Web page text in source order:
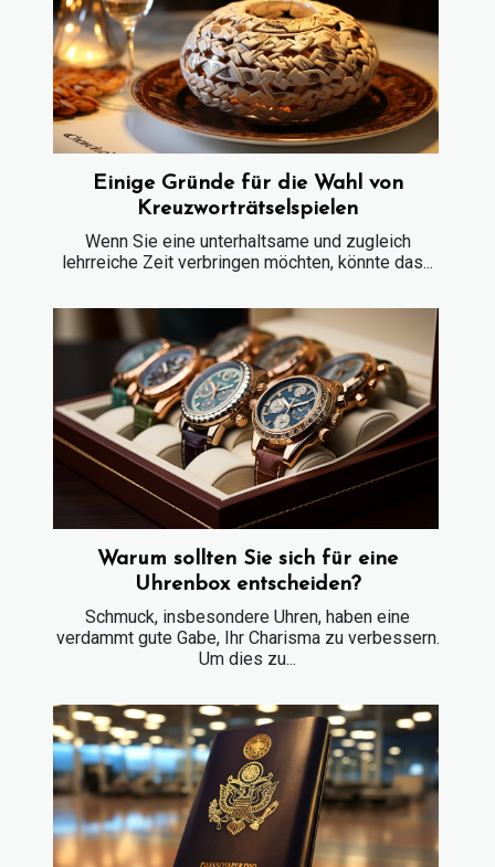
Einige Gründe für die Wahl von
Kreuzworträtselspielen
Wenn Sie eine unterhaltsame und zugleich
lehrreiche Zeit verbringen möchten, könnte das...
Warum sollten Sie sich für eine
Uhrenbox entscheiden?
Schmuck, insbesondere Uhren, haben eine
verdammt gute Gabe, Ihr Charisma zu verbessern.
Um dies zu...